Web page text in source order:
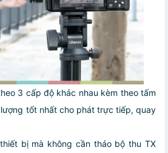
3 cấp độ khác nhau kèm theo tấm
tốt nhất cho phát trực tiếp, quay
bị mà không cần tháo bộ thu TX